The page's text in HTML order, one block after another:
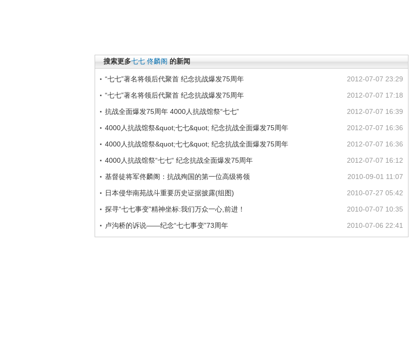
搜索更多七七 佟麟阁 的新闻
2012-07-07 23:29
“七七”著名将领后代聚首 纪念抗战爆发75周年
2012-07-07 17:18
“七七”著名将领后代聚首 纪念抗战爆发75周年
2012-07-07 16:39
抗战全面爆发75周年 4000人抗战馆祭“七七”
2012-07-07 16:36
4000人抗战馆祭&quot;七七&quot; 纪念抗战全面爆发75周年
2012-07-07 16:36
4000人抗战馆祭&quot;七七&quot; 纪念抗战全面爆发75周年
2012-07-07 16:12
4000人抗战馆祭“七七“ 纪念抗战全面爆发75周年
2010-09-01 11:07
基督徒将军佟麟阁：抗战殉国的第一位高级将领
2010-07-27 05:42
日本侵华南苑战斗重要历史证据披露(组图)
2010-07-07 10:35
探寻“七七事变”精神坐标:我们万众一心,前进！
2010-07-06 22:41
卢沟桥的诉说——纪念“七七事变”73周年